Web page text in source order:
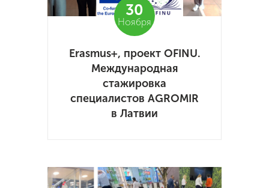
30
Ноября
Erasmus+, проект OFINU.
Международная
стажировка
специалистов AGROMIR
в Латвии